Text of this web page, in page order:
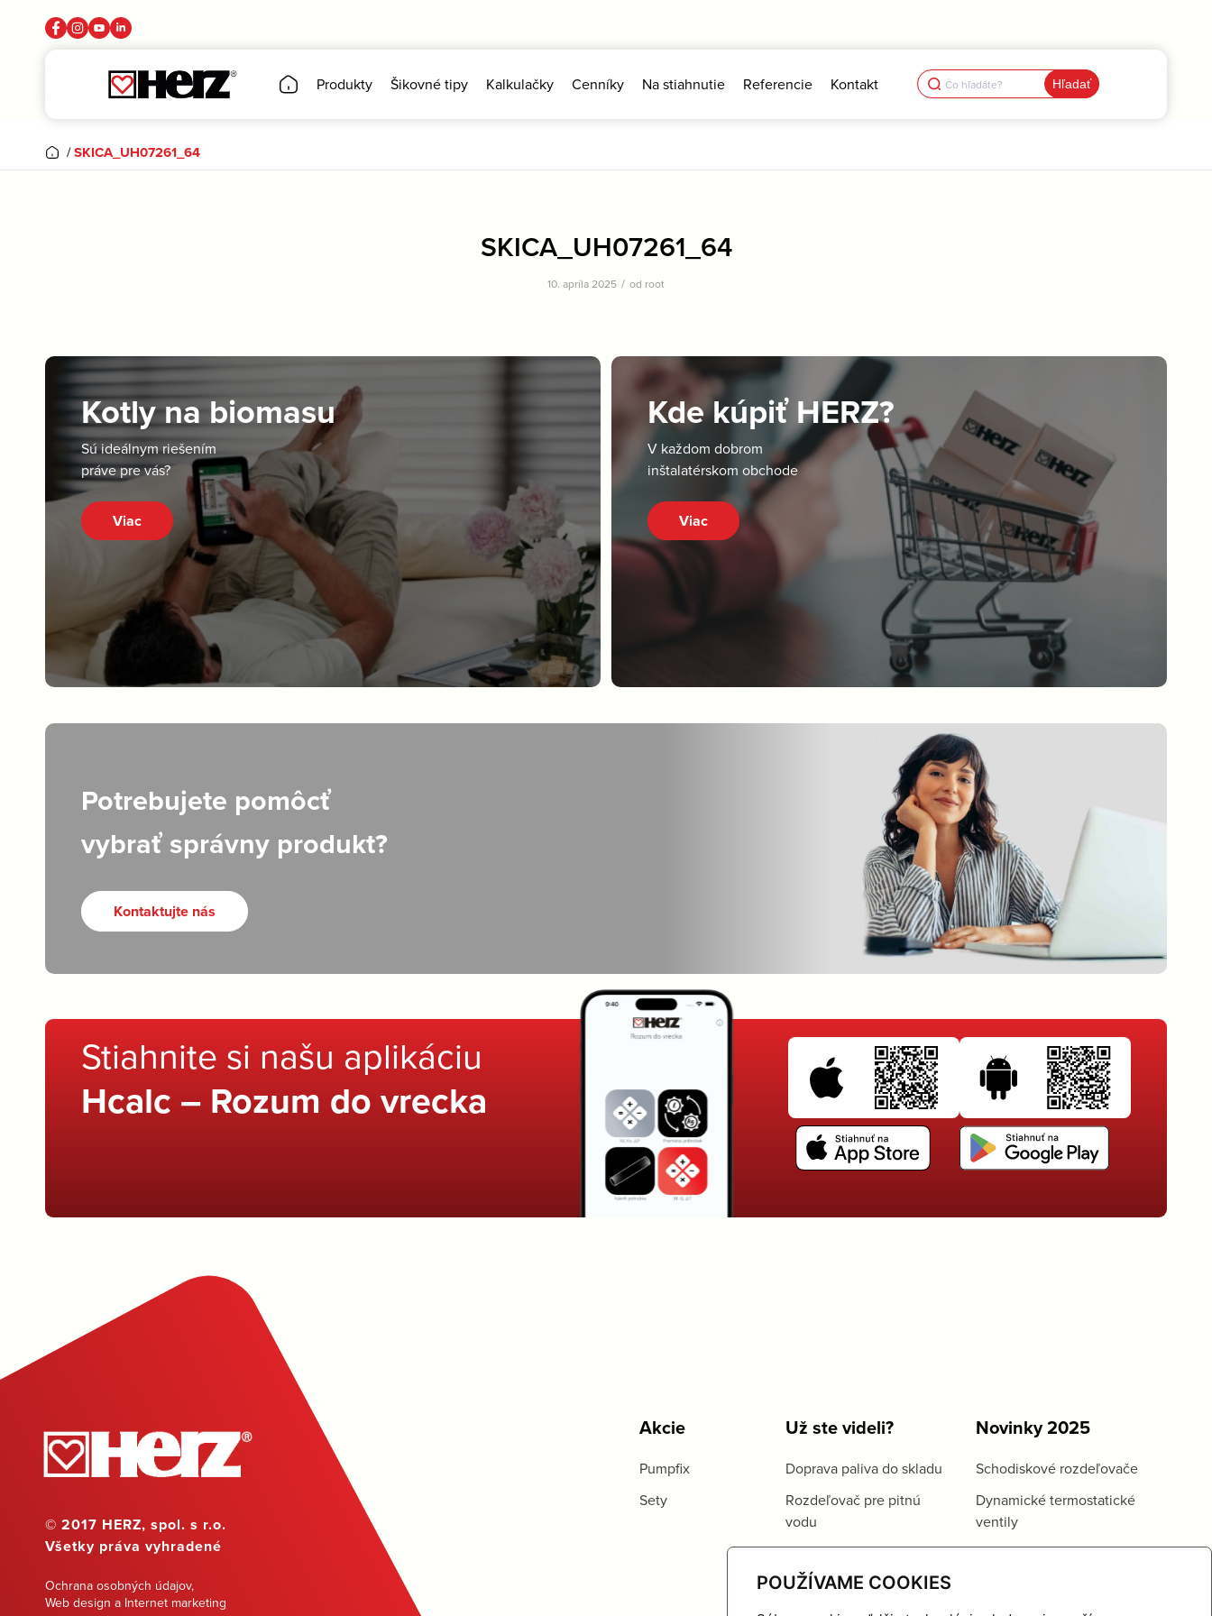
POUŽÍVAME COOKIES
Produkty Šikovné tipy Kalkulačky Cenníky Na stiahnutie Referencie Kontakt Search
for:
/SKICA_UH07261_64
SKICA_UH07261_64
10. apríla 2025 / od root
Kotly na biomasu
Sú ideálnym riešením
práve pre vás?
Viac
Kde kúpiť HERZ?
V každom dobrom
inštalatérskom obchode
Viac
Potrebujete pomôcť
vybrať správny produkt?
Kontaktujte nás
Stiahnite si našu aplikáciu
Hcalc – Rozum do vrecka
© 2017 HERZ, spol. s r.o.
Všetky práva vyhradené
Ochrana osobných údajov,
Web design a Internet marketing
Akcie
Pumpfix
Sety
Už ste videli?
Doprava paliva do skladu
Rozdeľovač pre pitnú
vodu
Novinky 2025
Schodiskové rozdeľovače
Dynamické termostatické
ventily